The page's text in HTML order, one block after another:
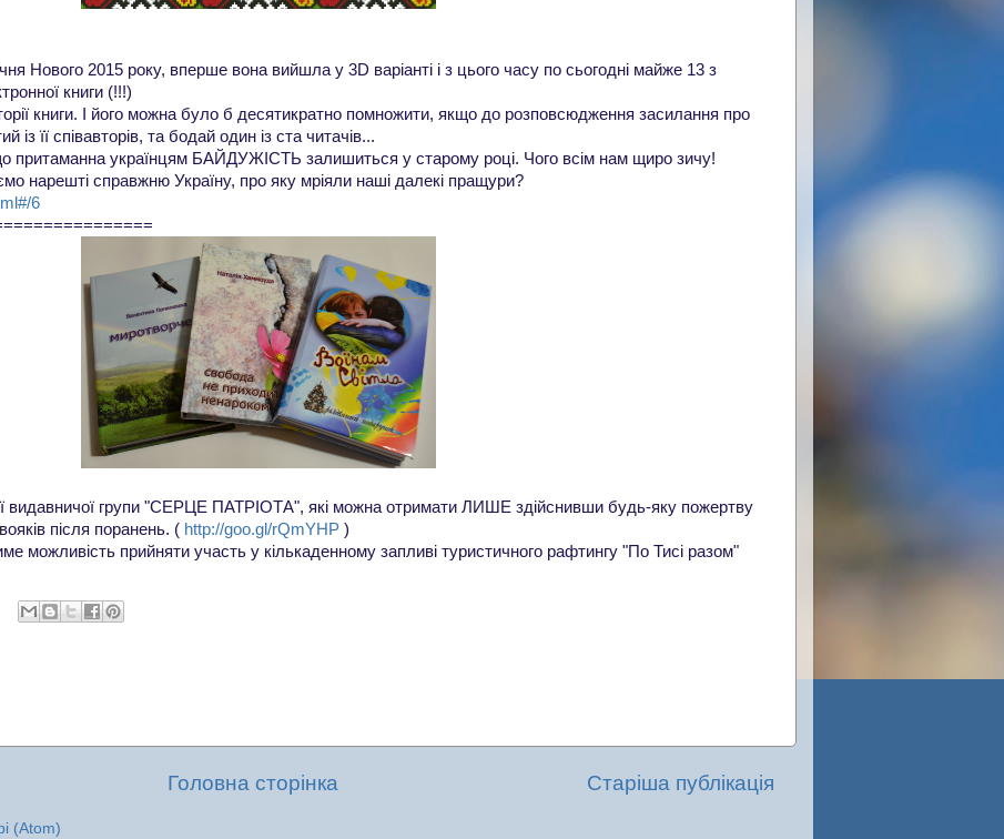
Нового 2015 року, вперше вона вийшла у 3D варіанті і з цього часу по сьогодні майже 13 з
книги (!!!)
книги. І його можна було б десятикратно помножити, якщо до розповсюдження засилання про
її співавторів, та бодай один із ста читачів...
притаманна українцям БАЙДУЖІСТЬ залишиться у старому році. Чого всім нам щиро зичу!
нарешті справжню Україну, про яку мріяли наші далекі пращури?
6
видавничої групи "СЕРЦЕ ПАТРІОТА", які можна отримати ЛИШЕ здійснивши будь-яку пожертву
після поранень. ( http://goo.gl/rQmYHP )
можливість прийняти участь у кількаденному запливі туристичного рафтингу "По Тисі разом"
Старіша публікація
Головна сторінка
(Atom)